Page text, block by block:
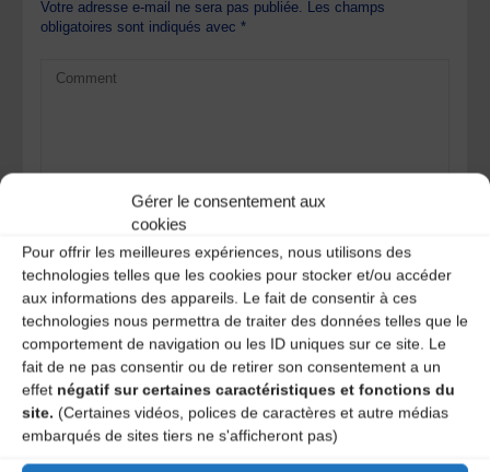
Gérer le consentement aux
cookies
Pour offrir les meilleures expériences, nous utilisons des
technologies telles que les cookies pour stocker et/ou accéder
aux informations des appareils. Le fait de consentir à ces
technologies nous permettra de traiter des données telles que le
comportement de navigation ou les ID uniques sur ce site. Le
fait de ne pas consentir ou de retirer son consentement a un
effet négatif sur certaines caractéristiques et fonctions du
site. (Certaines vidéos, polices de caractères et autre médias
embarqués de sites tiers ne s'afficheront pas)
Votre adresse e-mail ne sera pas publiée. Les champs
obligatoires sont indiqués avec*
Save my name, email, and site URL in my browser for next
time I post a comment.